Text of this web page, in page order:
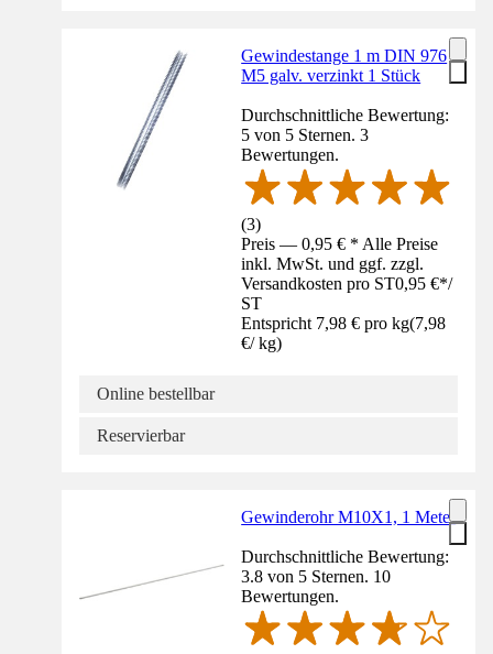
Gewindestange 1 m DIN 976
M5 galv. verzinkt 1 Stück
Durchschnittliche Bewertung:
5 von 5 Sternen. 3
Bewertungen.
(3)
Preis — 0,95 € * Alle Preise
inkl. MwSt. und ggf. zzgl.
Versandkosten pro ST0,95 €*/
ST
Entspricht 7,98 € pro kg(7,98
€/ kg)
Online bestellbar
Reservierbar
Gewinderohr M10X1, 1 Meter
Durchschnittliche Bewertung:
3.8 von 5 Sternen. 10
Bewertungen.